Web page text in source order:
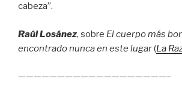
cabeza”.
Raúl Losánez, sobre El cuerpo más
encontrado nunca en este lugar(La
———————————————————–